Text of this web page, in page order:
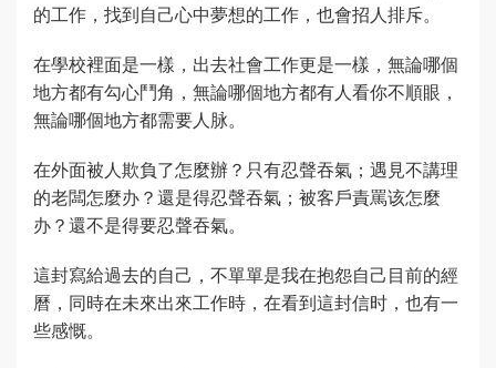
的工作，找到自己心中夢想的工作，也會招人排斥。
在學校裡面是一樣，出去社會工作更是一樣，無論哪個
地方都有勾心鬥角，無論哪個地方都有人看你不順眼，
無論哪個地方都需要人脉。
在外面被人欺負了怎麼辦？只有忍聲吞氣；遇見不講理
的老闆怎麼办？還是得忍聲吞氣；被客戶責罵该怎麼
办？還不是得要忍聲吞氣。
這封寫給過去的自己，不單單是我在抱怨自己目前的經
曆，同時在未來出來工作時，在看到這封信时，也有一
些感慨。